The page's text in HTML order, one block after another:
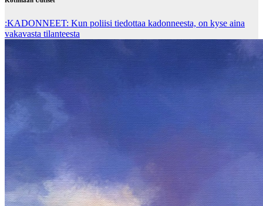
:KADONNEET: Kun poliisi tiedottaa kadonneesta, on kyse aina
vakavasta tilanteesta